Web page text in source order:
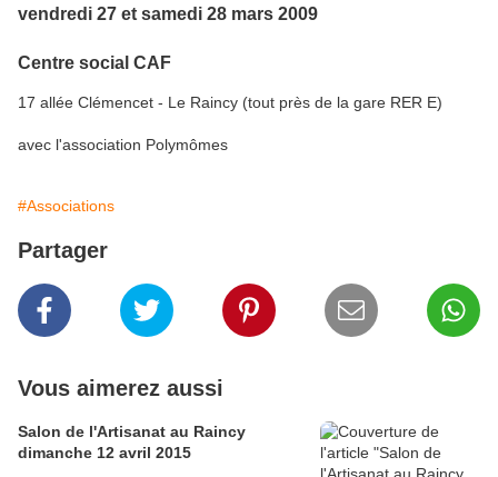
vendredi 27 et samedi 28 mars 2009
Centre social CAF
17 allée Clémencet - Le Raincy (tout près de la gare RER E)
avec l'association Polymômes
#Associations
Partager
Vous aimerez aussi
Salon de l'Artisanat au Raincy
dimanche 12 avril 2015